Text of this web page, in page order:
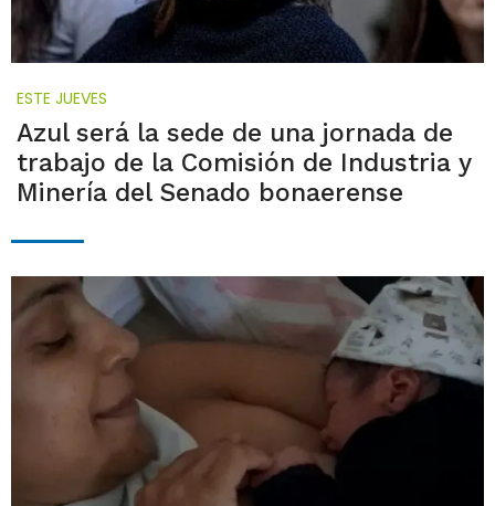
ESTE JUEVES
Azul será la sede de una jornada de
trabajo de la Comisión de Industria y
Minería del Senado bonaerense